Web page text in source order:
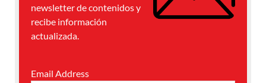
newsletter de contenidos y
recibe información
actualizada.
Email Address